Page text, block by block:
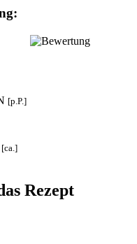
[p.P.]
[ca.]
Rezept